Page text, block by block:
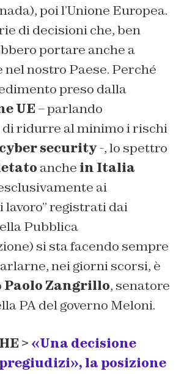
poi l’Unione Europea.
di decisioni che, ben
portare anche a
nel nostro Paese. Perché
preso dalla
UE– parlando
di ridurre al minimo i rischi
cyber security-, lo spettro
anche in Italia
ai
lavoro” registrati dai
Pubblica
si sta facendo sempre
nei giorni scorsi, è
Paolo Zangrillo, senatore
PA del governo Meloni.
> «Una decisione
la posizione